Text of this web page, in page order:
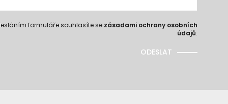
formuláře souhlasíte se zásadami ochrany osobních
údajů.
ODESLAT